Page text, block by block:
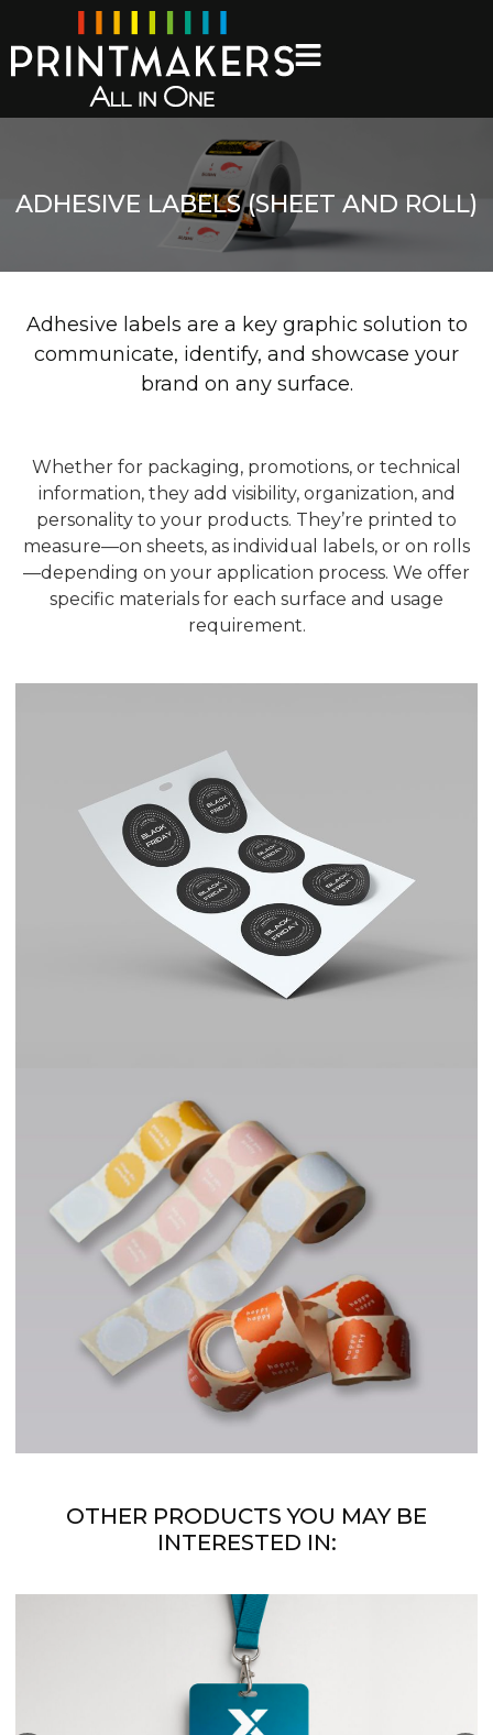
ADHESIVE LABELS (SHEET AND ROLL)
Adhesive labels are a key graphic solution to
communicate, identify, and showcase your
brand on any surface.
Whether for packaging, promotions, or technical
information, they add visibility, organization, and
personality to your products. They’re printed to
measure—on sheets, as individual labels, or on rolls
—depending on your application process. We offer
specific materials for each surface and usage
requirement.
OTHER PRODUCTS YOU MAY BE
INTERESTED IN: